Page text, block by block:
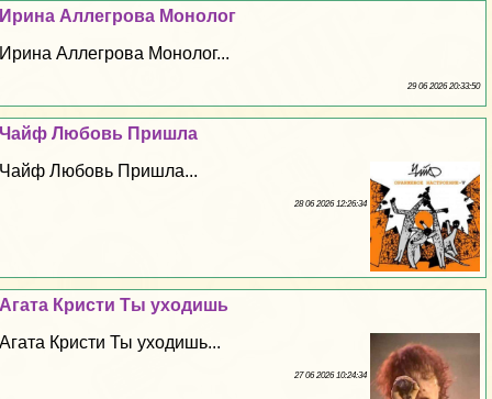
Ирина Аллегрова Монолог
Ирина Аллегрова Монолог...
29 06 2026 20:33:50
Чайф Любовь Пришла
Чайф Любовь Пришла...
28 06 2026 12:26:34
Агата Кристи Ты уходишь
Агата Кристи Ты уходишь...
27 06 2026 10:24:34